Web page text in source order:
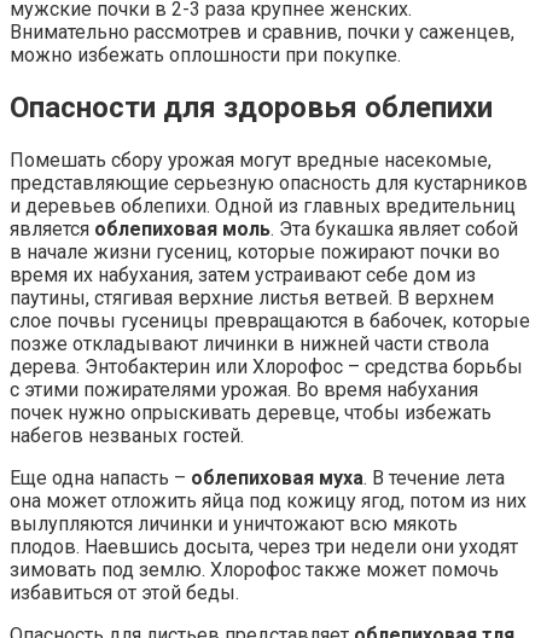
мужские почки в 2-3 раза крупнее женских.
Внимательно рассмотрев и сравнив, почки у саженцев,
можно избежать оплошности при покупке.
Опасности для здоровья облепихи
Помешать сбору урожая могут вредные насекомые,
представляющие серьезную опасность для кустарников
и деревьев облепихи. Одной из главных вредительниц
является облепиховая моль. Эта букашка являет собой
в начале жизни гусениц, которые пожирают почки во
время их набухания, затем устраивают себе дом из
паутины, стягивая верхние листья ветвей. В верхнем
слое почвы гусеницы превращаются в бабочек, которые
позже откладывают личинки в нижней части ствола
дерева. Энтобактерин или Хлорофос – средства борьбы
с этими пожирателями урожая. Во время набухания
почек нужно опрыскивать деревце, чтобы избежать
набегов незваных гостей.
Еще одна напасть – облепиховая муха. В течение лета
она может отложить яйца под кожицу ягод, потом из них
вылупляются личинки и уничтожают всю мякоть
плодов. Наевшись досыта, через три недели они уходят
зимовать под землю. Хлорофос также может помочь
избавиться от этой беды.